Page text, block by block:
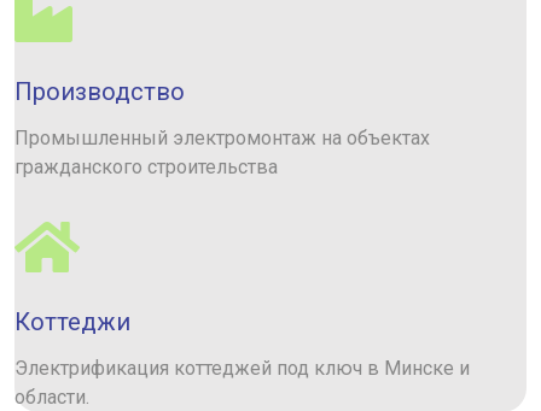
Производство
Промышленный электромонтаж на объектах
гражданского строительства
Коттеджи
Электрификация коттеджей под ключ в Минске и
области.